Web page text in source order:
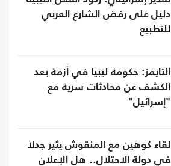
دليل على رفض الشارع العربي
للتطبيع
التايمز: حكومة ليبيا في أزمة بعد
الكشف عن محادثات سرية مع
"إسرائيل"
لقاء كوهين مع المنقوش يثير جدلا
في دولة الاحتلال.. هل الإعلان